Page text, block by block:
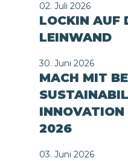
02. Juli 2026
LOCKIN AUF
LEINWAND
30. Juni 2026
MACH MIT
INNOVATION
2026
03. Juni 2026